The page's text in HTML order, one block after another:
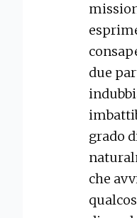
due
grado
che